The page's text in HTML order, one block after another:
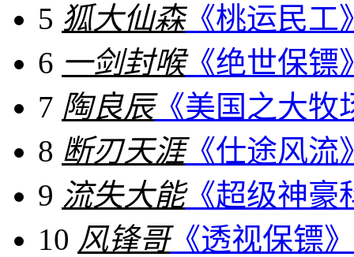
5 狐大仙森《桃运民工
6 一剑封喉《绝世保镖
7 陶良辰《美国之大牧
8 断刃天涯《仕途风流
9 流失大能《超级神豪
10 风锋哥《透视保镖》